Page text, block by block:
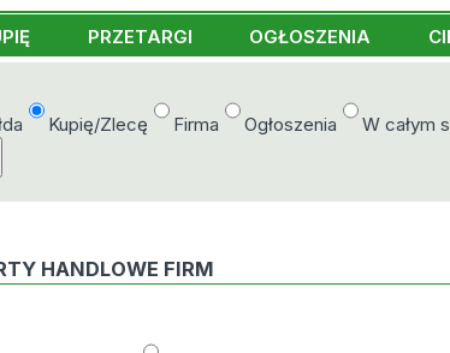
PRZETARGI OGŁOSZENIA
Kupię/Zlecę Firma Ogłoszenia W całym
HANDLOWE FIRM